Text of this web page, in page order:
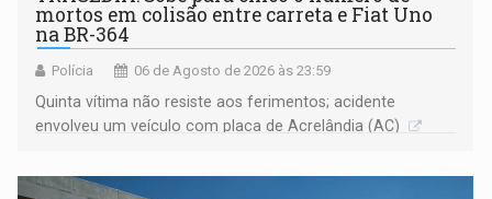
mortos em colisão entre carreta e Fiat Uno
na BR-364
Polícia 06 de Agosto de 2026 às 23:59
Quinta vítima não resiste aos ferimentos; acidente
envolveu um veículo com placa de Acrelândia (AC)